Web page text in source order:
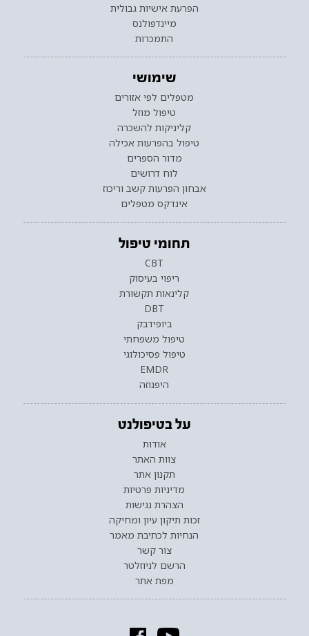
הפרעת אישיות גבולית
מיינדפולנס
התמכרות
שימושי
מטפלים לפי אזורים
טיפול מוזל
קליניקות להשכרה
טיפול בהפרעות אכילה
מדור הספרים
לוח דרושים
אבחון הפרעות קשב וריכוז
אינדקס מטפלים
תחומי טיפול
CBT
ריפוי בעיסוק
קלינאות תקשורת
DBT
ביופידבק
טיפול משפחתי
טיפול פסיכולוגי
EMDR
היפנוזה
על בטיפולנט
אודות
צוות האתר
תקנון אתר
מדיניות פרטיות
הצהרת נגישות
זכות תיקון עיון ומחיקה
הנחיות לכתיבת מאמר
צור קשר
הרשם לניוזלטר
מפת אתר